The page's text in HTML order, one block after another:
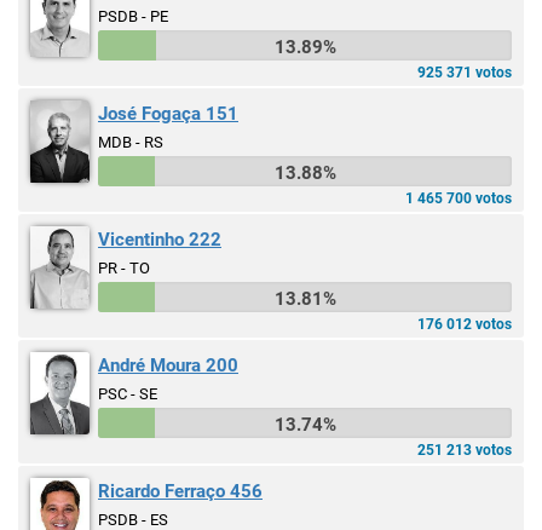
PSDB - PE
13.89%
925 371 votos
José Fogaça 151
MDB - RS
13.88%
1 465 700 votos
Vicentinho 222
PR - TO
13.81%
176 012 votos
André Moura 200
PSC - SE
13.74%
251 213 votos
Ricardo Ferraço 456
PSDB - ES